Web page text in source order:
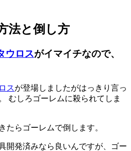
法と倒し方
ウロスがイマイチなので、
スが登場しましたがはっきり言っ
むしろゴーレムに殺られてしま
たらゴーレムで倒します。
開発済みなら良いんですが、ゴー